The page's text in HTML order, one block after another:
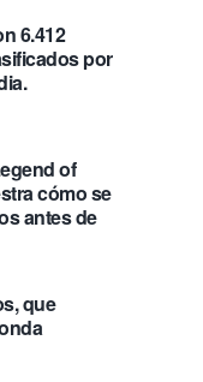
6.412
por
of
cómo se
antes de
que